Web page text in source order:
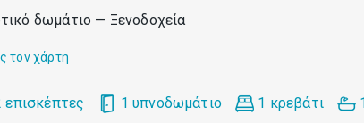
δωμάτιο — Ξενοδοχεία
τον χάρτη
επισκέπτες 1 υπνοδωμάτιο 1 κρεβάτι